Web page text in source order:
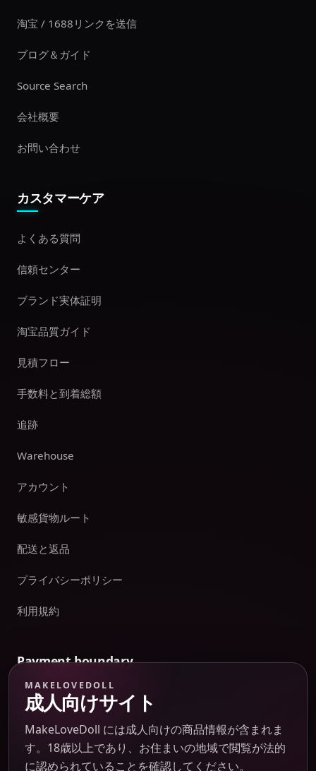
淘宝 / 1688リンクを送信
ブログ＆ガイド
Source Search
会社概要
お問い合わせ
カスタマーケア
よくある質問
信頼センター
ブランド実体証明
淘宝品質ガイド
見積フロー
手数料と到着総額
追跡
Warehouse
アカウント
敏感貨物ルート
配送と返品
プライバシーポリシー
利用規約
Payment boundary
Payment methods appear only on an issued JTLGO invoice
after product, route, amount, merchant descriptor, and
refund boundaries have been confirmed. No payment
method is promised at the catalog or quote-preview stage.
MAKELOVEDOLL
成人向けサイト
MakeLoveDoll には成人向けの商品情報が含まれま
す。18歳以上であり、お住まいの地域で閲覧が法的
に認められていることを確認してください。